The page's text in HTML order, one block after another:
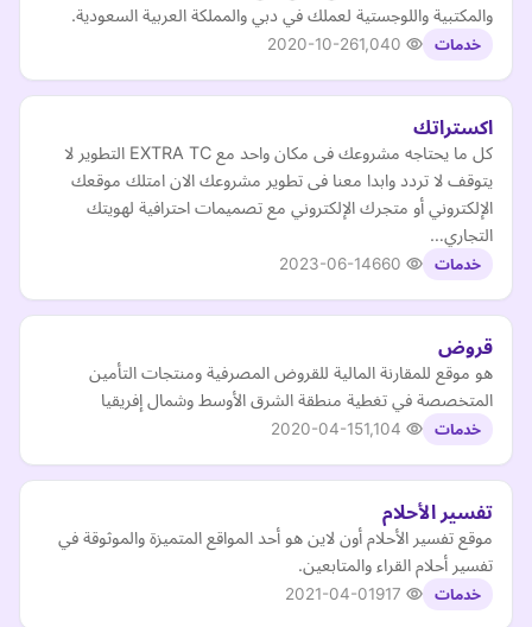
والمكتبية واللوجستية لعملك في دبي والمملكة العربية السعودية.
خدمات 2020-10-26
اكستراتك
كل ما يحتاجه مشروعك فى مكان واحد مع EXTRA TC التطوير لا
يتوقف لا تردد وابدا معنا فى تطوير مشروعك الان امتلك موقعك
الإلكتروني أو متجرك الإلكتروني مع تصميمات احترافية لهويتك
التجاري…
خدمات 2023-06-14
قروض
هو موقع للمقارنة المالية للقروض المصرفية ومنتجات التأمين
المتخصصة في تغطية منطقة الشرق الأوسط وشمال إفريقيا
خدمات 2020-04-15
تفسير الأحلام
موقع تفسير الأحلام أون لاين هو أحد المواقع المتميزة والموثوقة في
تفسير أحلام القراء والمتابعين.
خدمات 2021-04-01